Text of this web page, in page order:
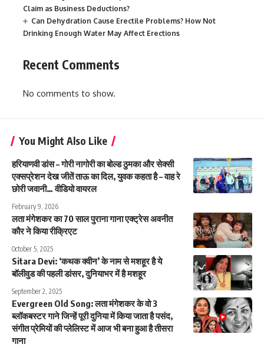
Claim as Business Deductions?
Can Dehydration Cause Erectile Problems? How Not
Drinking Enough Water May Affect Erections
Recent Comments
No comments to show.
You Might Also Like
हरियाणवी डांस – गोरी नागोरी का बोल्ड ठुमका और सेक्सी
एक्सप्रेशन देख जीतें ताऊ का दिल, युवक कहता है – वाह रे
छोरी जवानी… वीडियो वायरल
February 9, 2026
लता मंगेशकर का 70 साल पुराना गाना एक्ट्रेस अवनीत
कौर ने किया रीक्रिएट
October 5, 2025
Sitara Devi: ‘कथक क्वीन’ के नाम से मशहूर है ये
बॉलीवुड की पहली डांसर, दुनियाभर में है मशहूर
September 2, 2025
Evergreen Old Song: लता मंगेशकर के वो 3
ब्लॉकबस्टर गाने जिन्हें पूरी दुनिया में किया जाता है पसंद,
संगीत प्रेमियों की प्लेलिस्ट में आज भी बना हुआ है तीसरा
गाना